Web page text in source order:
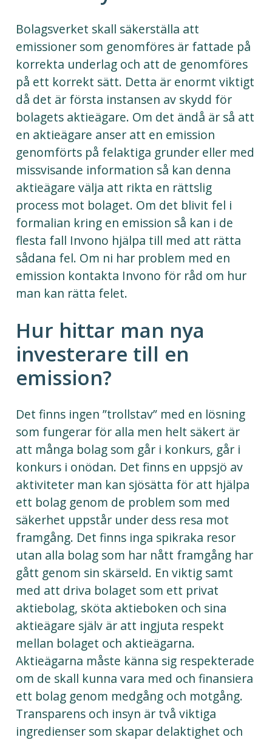
Bolagsverket skall säkerställa att
emissioner som genomföres är fattade på
korrekta underlag och att de genomföres
på ett korrekt sätt. Detta är enormt viktigt
då det är första instansen av skydd för
bolagets aktieägare. Om det ändå är så att
en aktieägare anser att en emission
genomförts på felaktiga grunder eller med
missvisande information så kan denna
aktieägare välja att rikta en rättslig
process mot bolaget. Om det blivit fel i
formalian kring en emission så kan i de
flesta fall Invono hjälpa till med att rätta
sådana fel. Om ni har problem med en
emission kontakta Invono för råd om hur
man kan rätta felet.
Hur hittar man nya
investerare till en
emission?
Det finns ingen ”trollstav” med en lösning
som fungerar för alla men helt säkert är
att många bolag som går i konkurs, går i
konkurs i onödan. Det finns en uppsjö av
aktiviteter man kan sjösätta för att hjälpa
ett bolag genom de problem som med
säkerhet uppstår under dess resa mot
framgång. Det finns inga spikraka resor
utan alla bolag som har nått framgång har
gått genom sin skärseld. En viktig samt
med att driva bolaget som ett privat
aktiebolag, sköta aktieboken och sina
aktieägare själv är att ingjuta respekt
mellan bolaget och aktieägarna.
Aktieägarna måste känna sig respekterade
om de skall kunna vara med och finansiera
ett bolag genom medgång och motgång.
Transparens och insyn är två viktiga
ingredienser som skapar delaktighet och